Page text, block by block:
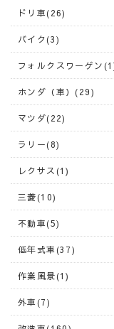
ドリ車(26)
バイク(3)
フォルクスワーゲン
ホンダ（車）(29)
マツダ(22)
ラリー(8)
レクサス(1)
三菱(10)
不動車(5)
低年式車(37)
作業風景(1)
外車(7)